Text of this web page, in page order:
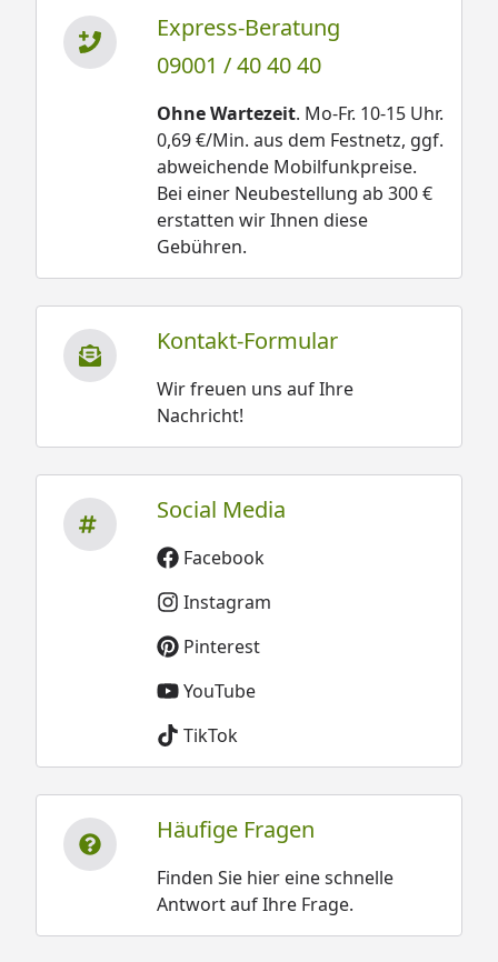
Express-Beratung
09001 / 40 40 40
Ohne Wartezeit. Mo-Fr. 10-15 Uhr.
0,69 €/Min. aus dem Festnetz, ggf.
abweichende Mobilfunkpreise.
Bei einer Neubestellung ab 300 €
erstatten wir Ihnen diese
Gebühren.
Kontakt-Formular
Wir freuen uns auf Ihre
Nachricht!
Social Media
Facebook
Instagram
Pinterest
YouTube
TikTok
Häufige Fragen
Finden Sie hier eine schnelle
Antwort auf Ihre Frage.